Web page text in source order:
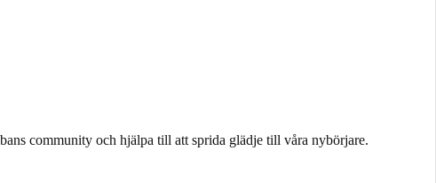
community och hjälpa till att sprida glädje till våra nybörjare.